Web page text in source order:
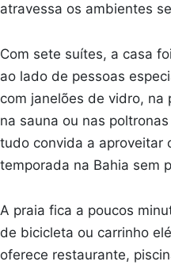
atravessa os ambientes
Com sete suítes, a casa
ao lado de pessoas
com janelões de vidro, na
na sauna ou nas
tudo convida a aproveitar
temporada na Bahia sem
A praia fica a poucos
de bicicleta ou carrinho
oferece restaurante,